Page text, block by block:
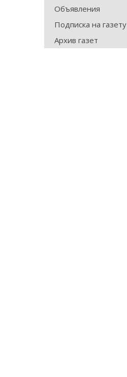
Объявления
Подписка на газету
Архив газет